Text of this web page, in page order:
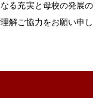
る充実と母校の発展の
解ご協力をお願い申し